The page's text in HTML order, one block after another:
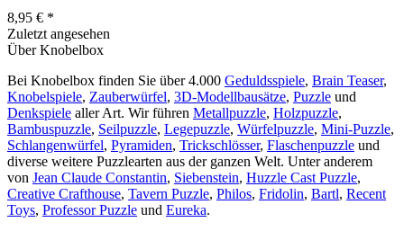
8,95 € *
Zuletzt angesehen
Über Knobelbox
Bei Knobelbox finden Sie über 4.000 Geduldsspiele, Brain Teaser,
Knobelspiele, Zauberwürfel, 3D-Modellbausätze, Puzzle und
Denkspiele aller Art. Wir führen Metallpuzzle, Holzpuzzle,
Bambuspuzzle, Seilpuzzle, Legepuzzle, Würfelpuzzle, Mini-Puzzle,
Schlangenwürfel, Pyramiden, Trickschlösser, Flaschenpuzzle und
diverse weitere Puzzlearten aus der ganzen Welt. Unter anderem
von Jean Claude Constantin, Siebenstein, Huzzle Cast Puzzle,
Creative Crafthouse, Tavern Puzzle, Philos, Fridolin, Bartl, Recent
Toys, Professor Puzzle und Eureka.